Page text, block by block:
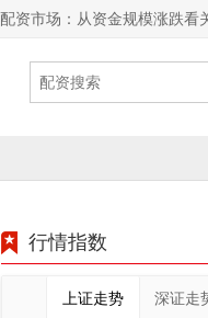
配资市场：从资金规模涨跌看
行情指数
上证走势 深证走